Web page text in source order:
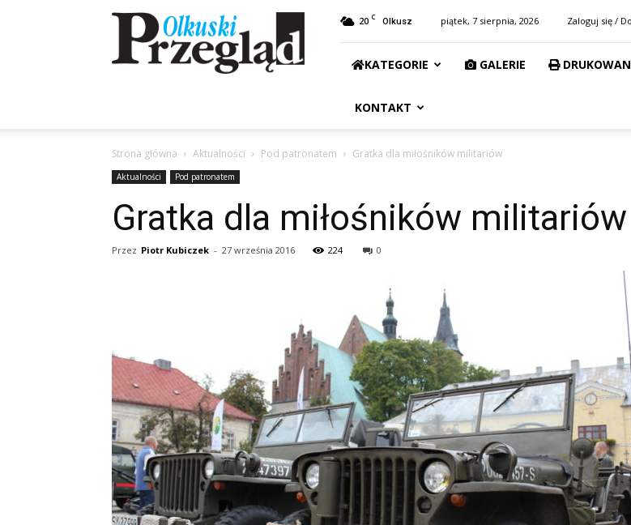
Przegląd
Olkuski
20 C Olkusz piątek, 7 sierpnia, 2026 Zaloguj się /
KATEGORIE GALERIE
KONTAKT
Strona główna Aktualności Pod patronatem Gratka dla miłośników militariów
Aktualności Pod patronatem
Gratka dla miłośników militariów
Przez Piotr Kubiczek - 27 września 2016 224 0